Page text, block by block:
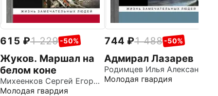
615 1 229 -50%
Жуков. Маршал на
белом коне
Михеенков Сергей Егорович
Молодая гвардия
744 1 488 -50%
Адмирал Лазарев
Молодая гвардия